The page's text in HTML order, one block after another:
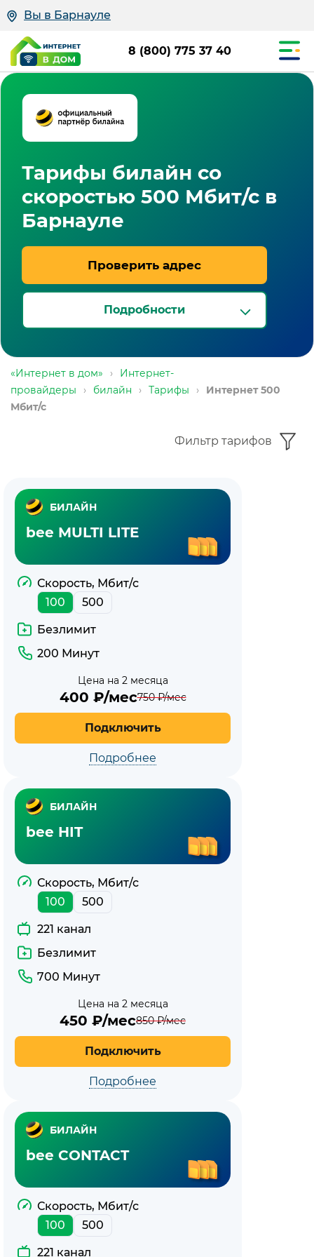
Вы в Барнауле
8 (800) 775 37 40
Тарифы билайн со
скоростью 500 Мбит/с в
Барнауле
Проверить адрес
Подробности
«Интернет в дом» ›
Интернет-
провайдеры
› билайн › Тарифы ›
Интернет 500
Мбит/с
Фильтр тарифов
Тарифы
билайн
с
интернетом
500
Мбит/
БИЛАЙН
bee MULTI LITE
Скорость, Мбит/с
100
500
Безлимит
200 Минут
Цена на 2 месяца
400 ₽/мес750₽/мес
Подключить
Подробнее
БИЛАЙН
bee HIT
Скорость, Мбит/с
100
500
221 канал
Безлимит
700 Минут
Цена на 2 месяца
450 ₽/мес850₽/мес
Подключить
Подробнее
БИЛАЙН
bee CONTACT
Скорость, Мбит/с
100
500
221 канал